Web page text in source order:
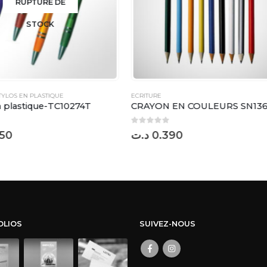
EN COULEURS SN136
ECRITURE
Stylo à bille BP6484B
sur 50.700 د.ت
SUIVEZ-NOUS